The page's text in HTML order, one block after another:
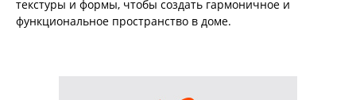
текстуры и формы, чтобы создать гармоничное и
функциональное пространство в доме.